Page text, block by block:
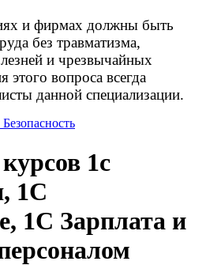
и фирмах должны быть
без травматизма,
и чрезвычайных
этого вопроса всегда
данной специализации.
1с
1С
1С Зарплата и